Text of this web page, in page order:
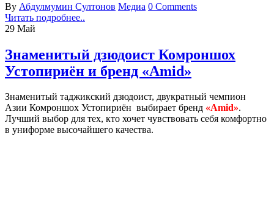
By Абдулмумин Султонов Медиа 0 Comments
Читать подробнее..
29 Май
Знаменитый дзюдоист Комроншох
Устопириён и бренд «Amid»
Знаменитый таджикский дзюдоист, двукратный чемпион
Азии Комроншох Устопириён выбирает бренд «Amid».
Лучший выбор для тех, кто хочет чувствовать себя комфортно
в униформе высочайшего качества.